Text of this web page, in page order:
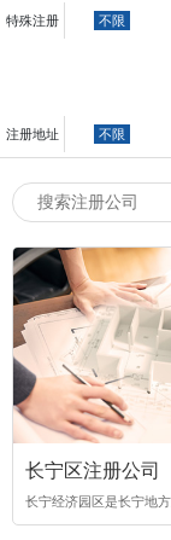
特殊注册 不限
注册地址 不限
长宁区注册公司